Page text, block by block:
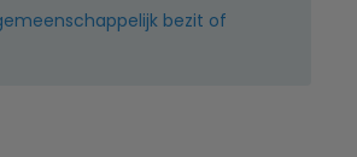
bezit of